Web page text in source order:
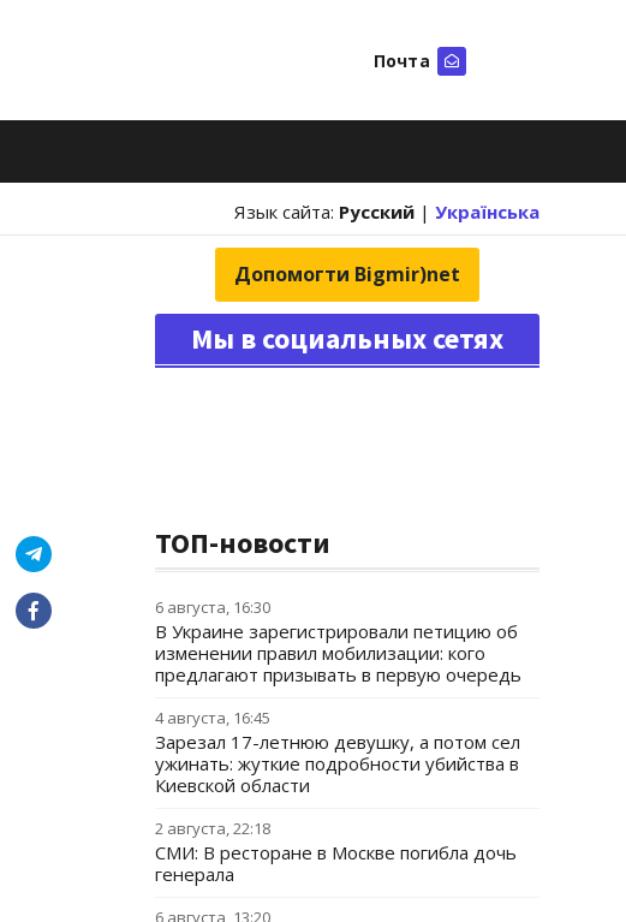
Почта
Язык сайта: Русский | Українська
Допомогти Bigmir)net
Мы в социальных сетях
ТОП-новости
6 августа, 16:30
В Украине зарегистрировали петицию об
изменении правил мобилизации: кого
предлагают призывать в первую очередь
4 августа, 16:45
Зарезал 17-летнюю девушку, а потом сел
ужинать: жуткие подробности убийства в
Киевской области
2 августа, 22:18
СМИ: В ресторане в Москве погибла дочь
генерала
6 августа, 13:20